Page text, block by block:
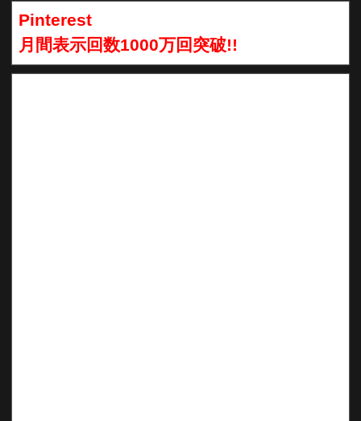
Pinterest
月間表示回数1000万回突破!!